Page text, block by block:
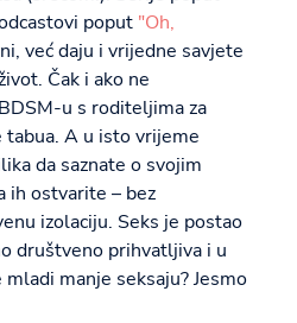
poput "Oh,
već daju i vrijedne savjete
Čak i ako ne
u s roditeljima za
tabua. A u isto vrijeme
da saznate o svojim
ih ostvarite – bez
izolaciju. Seks je postao
društveno prihvatljiva i u
manje seksaju? Jesmo